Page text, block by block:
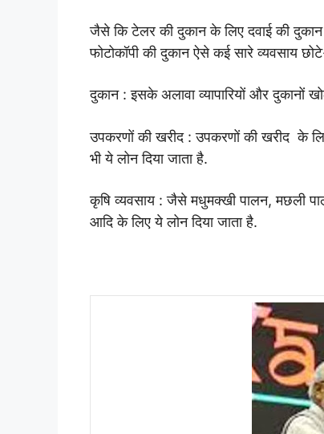
जैसे कि टेलर की दुकान के लिए दवाई की दुकान
फोटोकॉपी की दुकान ऐसे कई सारे व्यवसाय
दुकान :इसके अलावा व्यापारियों और दुकानों
उपकरणों की खरीद :उपकरणों की खरीद के
भी ये लोन दिया जाता है.
कृषि व्यवसाय :जैसे मधुमक्खी पालन, मछली
आदि के लिए ये लोन दिया जाता है.